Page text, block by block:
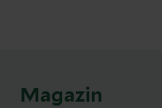
Magazin